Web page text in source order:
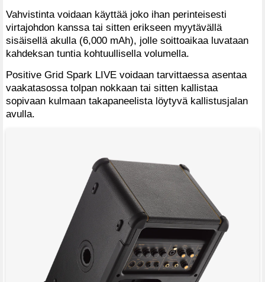
Vahvistinta voidaan käyttää joko ihan perinteisesti
virtajohdon kanssa tai sitten erikseen myytävällä
sisäisellä akulla (6,000 mAh), jolle soittoaikaa luvataan
kahdeksan tuntia kohtuullisella volumella.
Positive Grid Spark LIVE voidaan tarvittaessa asentaa
vaakatasossa tolpan nokkaan tai sitten kallistaa
sopivaan kulmaan takapaneelista löytyvä kallistusjalan
avulla.